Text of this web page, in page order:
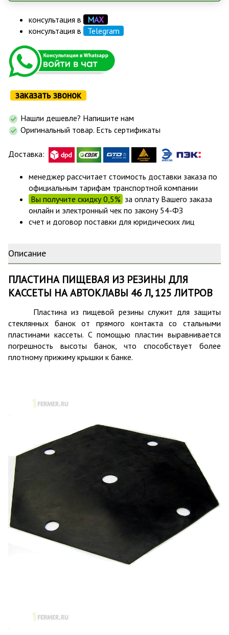
консультация в МАХ
консультация в Telegram
заказать звонок
Нашли дешевле? Напишите нам
Оригинальный товар. Есть сертификаты
Доставка:
менеджер рассчитает стоимость доставки заказа по
официальным тарифам транспортной компании
Вы получите скидку 0,5% за оплату Вашего заказа
онлайн и электронный чек по закону 54-ФЗ
счет и договор поставки для юридических лиц
Описание
ПЛАСТИНА ПИЩЕВАЯ ИЗ РЕЗИНЫ ДЛЯ
КАССЕТЫ НА АВТОКЛАВЫ 46 Л, 125 ЛИТРОВ
Пластина из пищевой резины служит для защиты
стеклянных банок от прямого контакта со стальными
пластинами кассеты. С помощью пластин выравнивается
погрешность высоты банок, что способствует более
плотному прижиму крышки к банке.